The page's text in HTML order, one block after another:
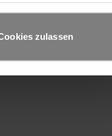
zulassen